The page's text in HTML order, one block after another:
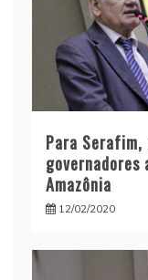
Para Serafim,
governadores
Amazônia
12/02/2020